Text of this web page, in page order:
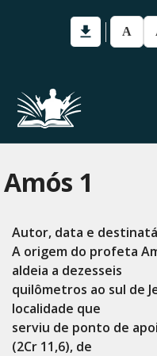
A
Amós 1
Autor, data e
A origem do profeta
aldeia a dezesseis
quilômetros ao sul de
localidade que
serviu de ponto de
(2Cr 11,6), de